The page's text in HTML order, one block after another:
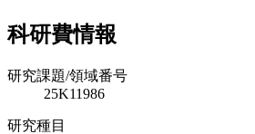
科研費情報
研究課題/領域番号
25K11986
研究種目